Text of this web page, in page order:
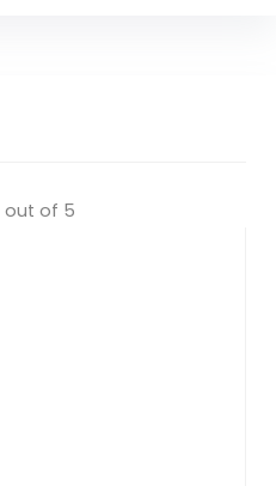
out of 5